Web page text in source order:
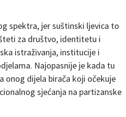
spektra, jer suštinski ljevica to
za društvo, identitetu i
istraživanja, institucije i
Najopasnije je kada tu
onog dijela birača koji očekuje
sjećanja na partizanske